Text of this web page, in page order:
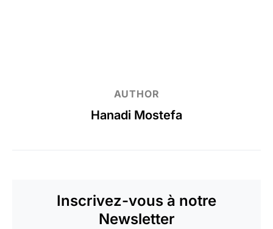
AUTHOR
Hanadi Mostefa
Inscrivez-vous à notre
Newsletter